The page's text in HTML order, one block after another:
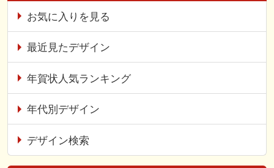
お気に入りを見る
最近見たデザイン
年賀状人気ランキング
年代別デザイン
デザイン検索